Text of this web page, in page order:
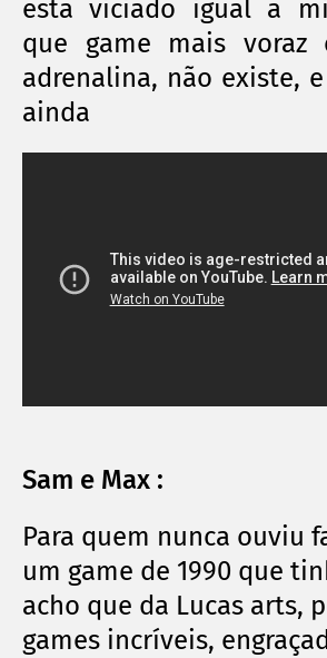
esta viciado igual a
que game mais voraz
adrenalina, não existe,
ainda
Sam e Max :
Para quem nunca ouviu
um game de 1990 que
acho que da Lucas arts,
games incríveis,